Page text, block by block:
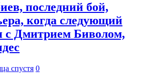
последний бой,
когда следующий
с Дмитрием Биволом,
спустя 0